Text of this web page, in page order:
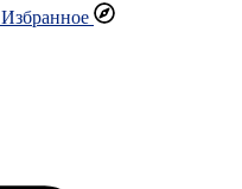
Избранное